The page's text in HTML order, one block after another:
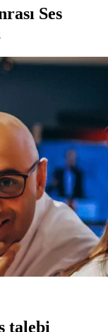
Ses
talebi